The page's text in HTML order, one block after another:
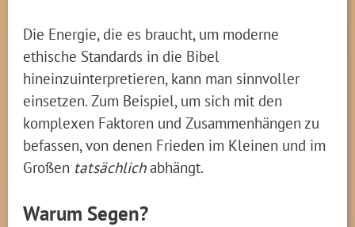
Die Energie, die es braucht, um moderne
ethische Standards in die Bibel
hineinzuinterpretieren, kann man sinnvoller
einsetzen. Zum Beispiel, um sich mit den
komplexen Faktoren und Zusammenhängen zu
befassen, von denen Frieden im Kleinen und im
Großen tatsächlichabhängt.
Warum Segen?